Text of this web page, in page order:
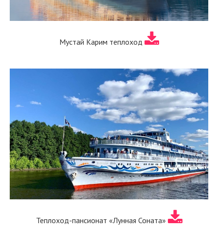
Мустай Карим теплоход
Теплоход-пансионат «Лунная Соната»